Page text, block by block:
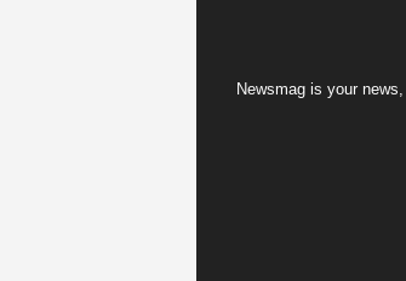
Newsmag is your